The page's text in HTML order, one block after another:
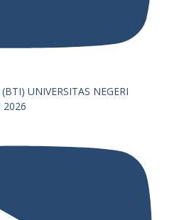
UNIVERSITAS NEGERI
2026